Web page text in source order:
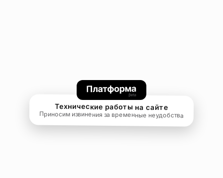
Технические работы на сайте
Приносим извинения за временные неудобства